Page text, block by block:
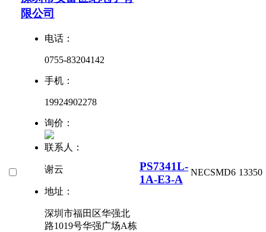
限公司
电话：
0755-83204142
手机：
19924902278
询价：
联系人：
谢云
地址：
深圳市福田区华强北
路1019号华强广场A栋
PS7341L-
1A-E3-A
NECSMD6 13350